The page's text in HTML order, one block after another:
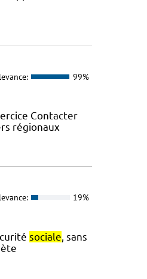
99%
Contacter
régionaux
19%
sociale, sans